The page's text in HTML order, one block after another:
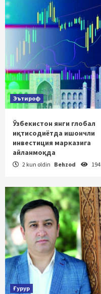
Эътироф
Ўзбекистон янги глобал
иқтисодиётда ишончли
инвестиция марказига
айланмоқда
2 kun oldin Behzod 194
Ғурур